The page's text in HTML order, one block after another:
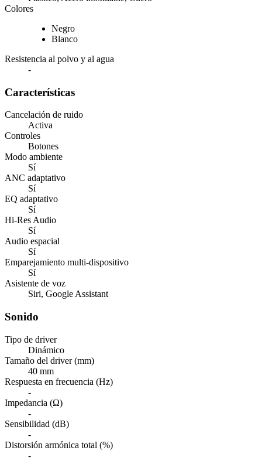
Colores
Negro
Blanco
Resistencia al polvo y al agua
-
Características
Cancelación de ruido
Activa
Controles
Botones
Modo ambiente
Sí
ANC adaptativo
Sí
EQ adaptativo
Sí
Hi-Res Audio
Sí
Audio espacial
Sí
Emparejamiento multi-dispositivo
Sí
Asistente de voz
Siri, Google Assistant
Sonido
Tipo de driver
Dinámico
Tamaño del driver (mm)
40 mm
Respuesta en frecuencia (Hz)
-
Impedancia (Ω)
-
Sensibilidad (dB)
-
Distorsión armónica total (%)
-